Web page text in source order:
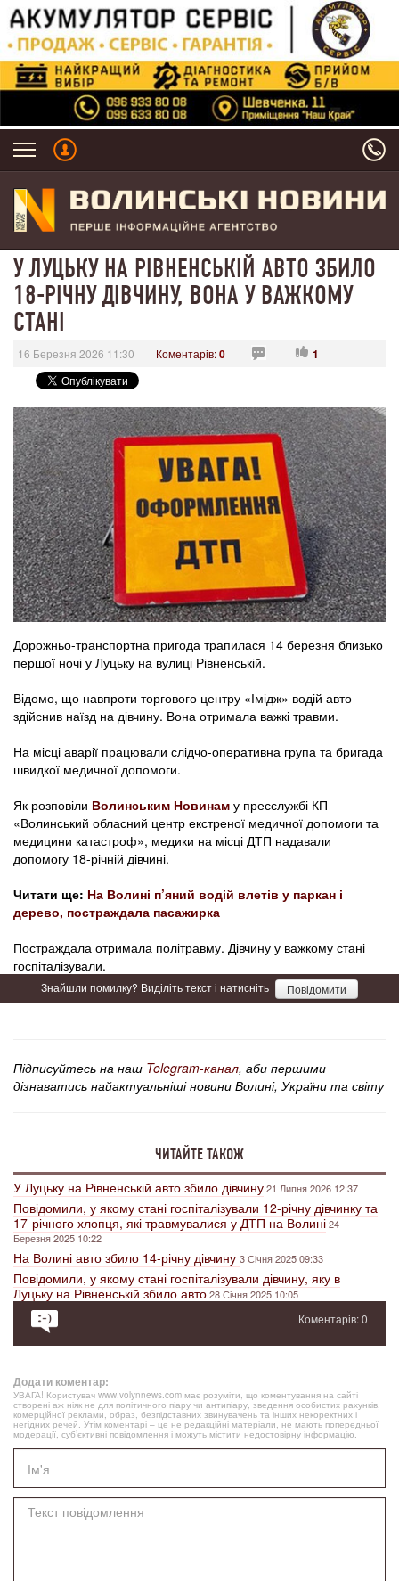
У ЛУЦЬКУ НА РІВНЕНСЬКІЙ АВТО ЗБИЛО
18-РІЧНУ ДІВЧИНУ, ВОНА У ВАЖКОМУ
СТАНІ
16 Березня 2026 11:30 Коментарів:0 1
Дорожньо-транспортна пригода трапилася 14 березня близько
першої ночі у Луцьку на вулиці Рівненській.
Відомо, що навпроти торгового центру «Імідж» водій авто
здійснив наїзд на дівчину. Вона отримала важкі травми.
На місці аварії працювали слідчо-оперативна група та бригада
швидкої медичної допомоги.
Як розповіли Волинським Новинам у пресслужбі КП
«Волинський обласний центр екстреної медичної допомоги та
медицини катастроф», медики на місці ДТП надавали
допомогу 18-річній дівчині.
Читати ще: На Волині п’яний водій влетів у паркан і
дерево, постраждала пасажирка
Постраждала отримала політравму. Дівчину у важкому стані
госпіталізували.
Знайшли помилку? Виділіть текст і натисніть Повідомити
Підписуйтесь на наш Telegram-канал, аби першими
дізнаватись найактуальніші новини Волині, України та світу
ЧИТАЙТЕ ТАКОЖ
У Луцьку на Рівненській авто збило дівчину21 Липня 2026 12:37
Повідомили, у якому стані госпіталізували 12-річну дівчинку та
17-річного хлопця, які травмувалися у ДТП на Волині24
Березня 2025 10:22
На Волині авто збило 14-річну дівчину 3 Січня 2025 09:33
Повідомили, у якому стані госпіталізували дівчину, яку в
Луцьку на Рівненській збило авто28 Січня 2025 10:05
Коментарів: 0
Додати коментар:
УВАГА! Користувач www.volynnews.com має розуміти, що коментування на сайті
створені аж ніяк не для політичного піару чи антипіару, зведення особистих рахунків,
комерційної реклами, образ, безпідставних звинувачень та інших некоректних і
негідних речей. Утім коментарі – це не редакційні матеріали, не мають попередньої
модерації, суб’єктивні повідомлення і можуть містити недостовірну інформацію.